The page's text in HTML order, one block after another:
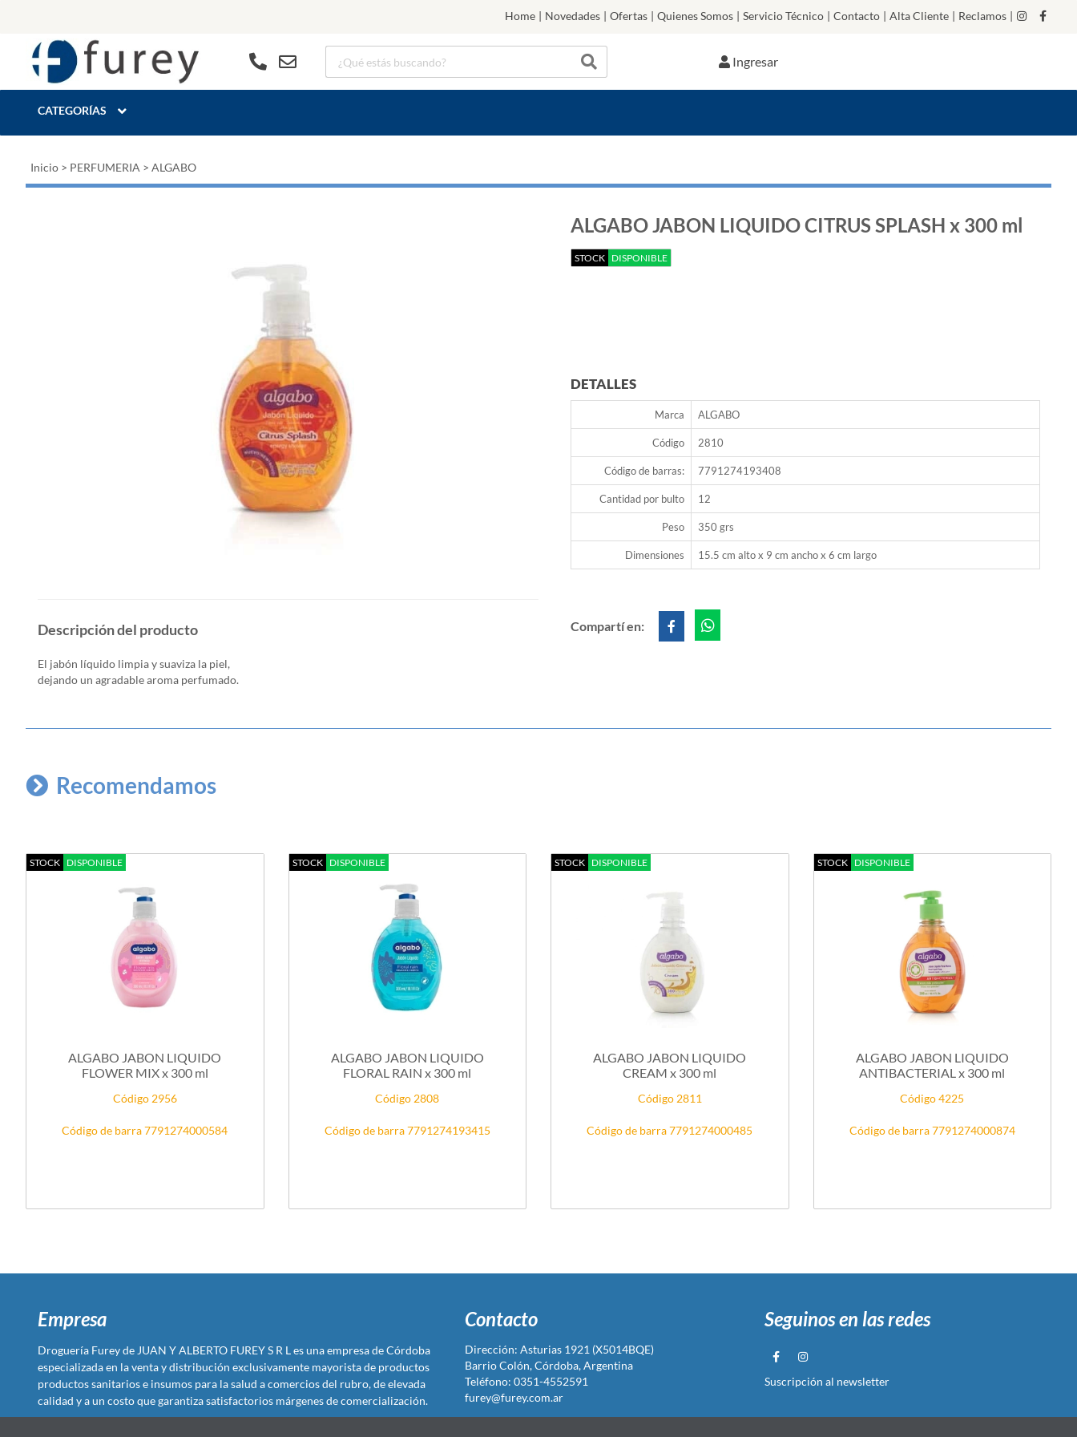
Home | Novedades | Ofertas | Quienes Somos | Servicio Técnico | Contacto | Alta Cliente | Reclamos |
Ingresar
CATEGORÍAS
Inicio > PERFUMERIA > ALGABO
ALGABO JABON LIQUIDO CITRUS SPLASH x 300 ml
STOCK DISPONIBLE
DETALLES
Marca ALGABO
Código 2810
Código de barras: 7791274193408
Cantidad por bulto 12
Peso 350 grs
Dimensiones 15.5 cm alto x 9 cm ancho x 6 cm largo
Compartí en:
Descripción del producto
El jabón líquido limpia y suaviza la piel,
dejando un agradable aroma perfumado.
Recomendamos
STOCK DISPONIBLE
ALGABO JABON LIQUIDO
FLOWER MIX x 300 ml
Código 2956
Código de barra 7791274000584
STOCK DISPONIBLE
ALGABO JABON LIQUIDO
FLORAL RAIN x 300 ml
Código 2808
Código de barra 7791274193415
STOCK DISPONIBLE
ALGABO JABON LIQUIDO
CREAM x 300 ml
Código 2811
Código de barra 7791274000485
STOCK DISPONIBLE
ALGABO JABON LIQUIDO
ANTIBACTERIAL x 300 ml
Código 4225
Código de barra 7791274000874
Empresa
Droguería Furey de JUAN Y ALBERTO FUREY S R L es una empresa de Córdoba
especializada en la venta y distribución exclusivamente mayorista de productos
productos sanitarios e insumos para la salud a comercios del rubro, de elevada
calidad y a un costo que garantiza satisfactorios márgenes de comercialización.
Contacto
Dirección: Asturias 1921 (X5014BQE)
Barrio Colón, Córdoba, Argentina
Teléfono: 0351-4552591
furey@furey.com.ar
Seguinos en las redes
Suscripción al newsletter